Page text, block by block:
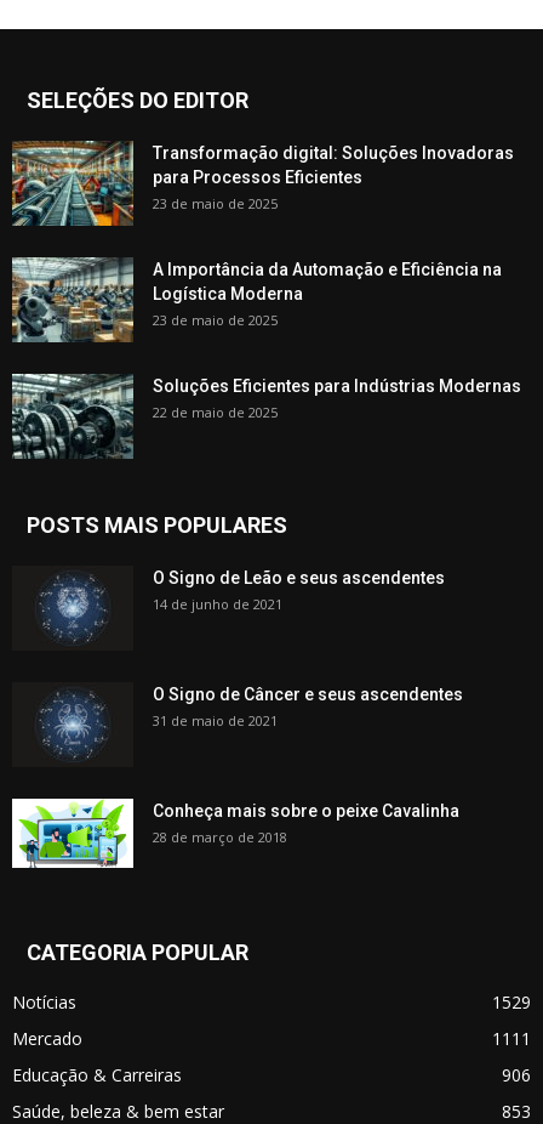
SELEÇÕES DO EDITOR
Transformação digital: Soluções Inovadoras
para Processos Eficientes
23 de maio de 2025
A Importância da Automação e Eficiência na
Logística Moderna
23 de maio de 2025
Soluções Eficientes para Indústrias Modernas
22 de maio de 2025
POSTS MAIS POPULARES
O Signo de Leão e seus ascendentes
14 de junho de 2021
O Signo de Câncer e seus ascendentes
31 de maio de 2021
Conheça mais sobre o peixe Cavalinha
28 de março de 2018
CATEGORIA POPULAR
Notícias
1529
Mercado
1111
Educação & Carreiras
906
Saúde, beleza & bem estar
853